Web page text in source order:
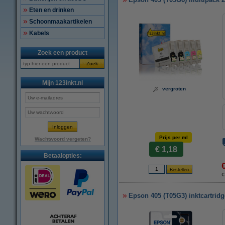
Eten en drinken
Schoonmaakartikelen
Kabels
Zoek een product
Zoek
Mijn 123inkt.nl
Wachtwoord vergeten?
Betaalopties:
vergroten
Prijs per ml
€ 1,18
Epson 405 (T05G3)